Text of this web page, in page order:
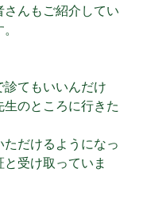
んもご紹介してい
診てもいいんだけ
生のところに行きた
ただけるようになっ
受け取っていま